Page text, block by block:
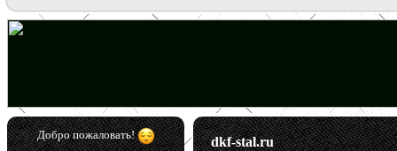
Добро пожаловать! dkf-stal.ru